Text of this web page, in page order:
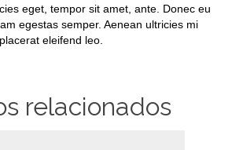
eget, tempor sit amet, ante. Donec eu
egestas semper. Aenean ultricies mi
eleifend leo.
relacionados